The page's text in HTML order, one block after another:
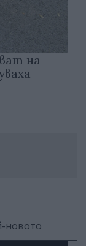
на
новото